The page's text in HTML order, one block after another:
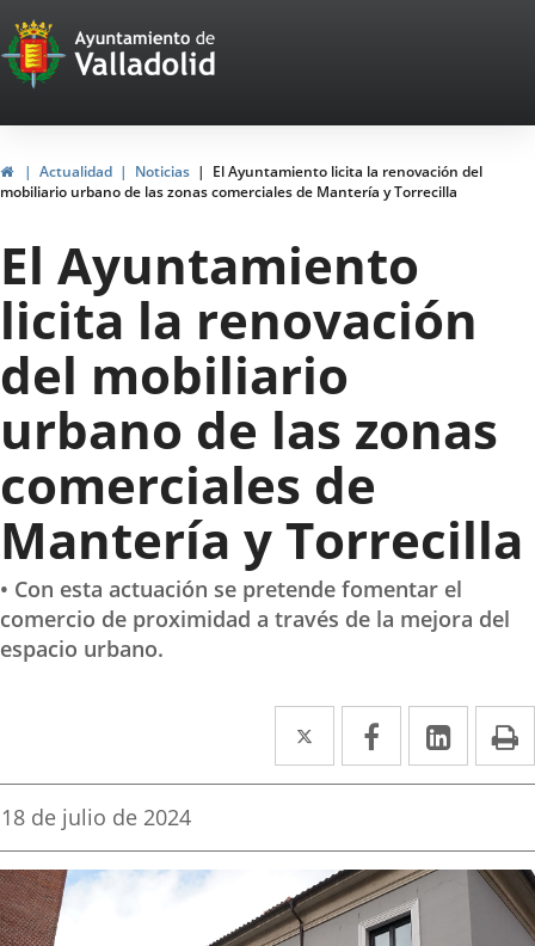
Portal
Web
del
Ayuntamiento
de
Valladolid
InicioActualidad Noticias
El Ayuntamiento licita la renovación del
mobiliario urbano de las zonas comerciales de Mantería y Torrecilla
El Ayuntamiento
licita la renovación
del mobiliario
urbano de las zonas
comerciales de
Mantería y Torrecilla
• Con esta actuación se pretende fomentar el
comercio de proximidad a través de la mejora del
espacio urbano.
Twitter
Enlace
a
aplicación
externa.
Facebook
Enlace
a
aplicación
externa.
Enlace
a
Fecha
la
noticia
18 de julio de 2024